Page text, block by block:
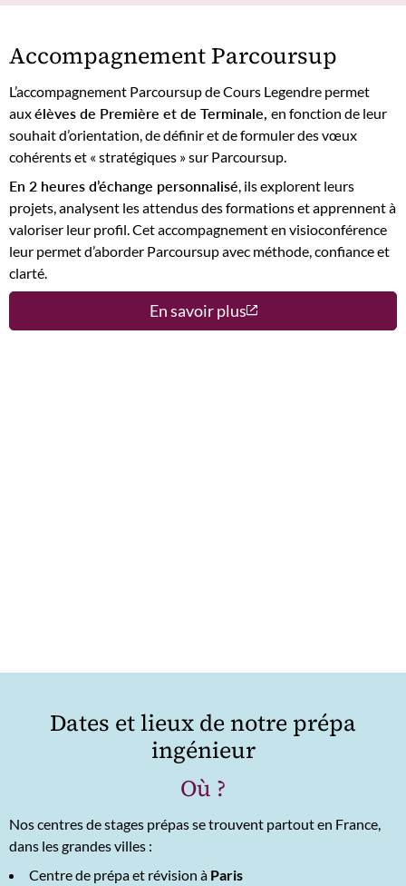
Accompagnement Parcoursup
L’accompagnement Parcoursup de Cours Legendre permet
auxélèves de Première et de Terminale, en fonction de leur
souhait d’orientation, de définir et de formuler des vœux
cohérents et « stratégiques » sur Parcoursup.
En 2 heures d’échange personnalisé , ils explorent leurs
projets, analysent les attendus des formations et apprennent à
valoriser leur profil. Cet accompagnement en visioconférence
leur permet d’aborder Parcoursup avec méthode, confiance et
clarté.
En savoir plus
Dates et lieux de notre prépa
ingénieur
Où ?
Nos centres de stages prépas se trouvent partout en France,
dans les grandes villes :
Centre de prépa et révision à Paris